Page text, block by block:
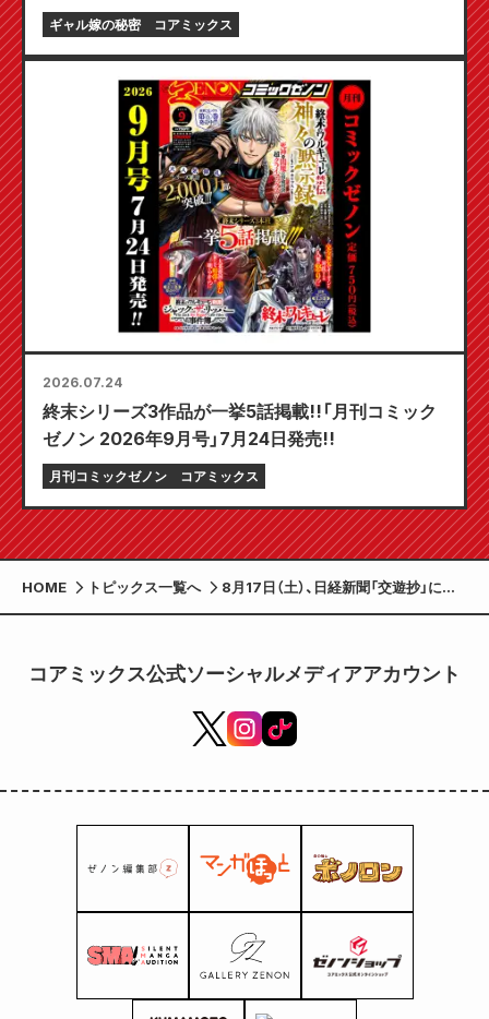
約受付開始！『ギャル嫁の秘密』最新第6巻が10月20
日発売予定！
ギャル嫁の秘密 コアミックス
2026.07.24
終末シリーズ3作品が一挙5話掲載!!「月刊コミック
ゼノン 2026年9月号」7月24日発売!!
月刊コミックゼノン コアミックス
HOME トピックス一覧へ
8月17日（土）、日経新聞「交遊抄」に原
哲夫のコメントが掲載
コアミックス公式ソーシャルメディアアカウント